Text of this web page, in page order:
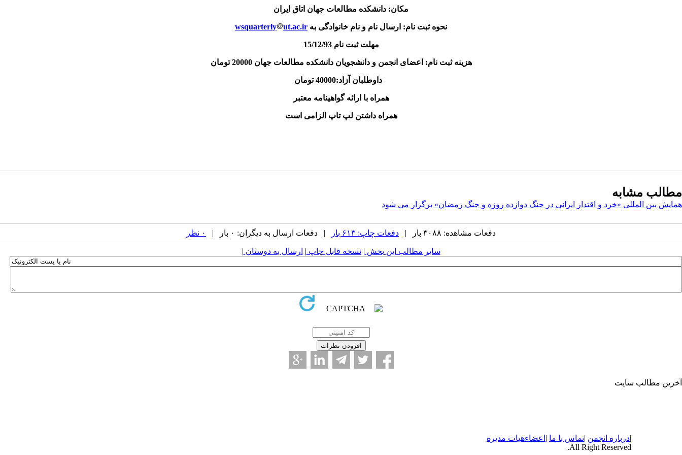
مکان: دانشکده مطالعات جهان اتاق ایران
نحوه ثبت نام: ارسال نام و نام خانوادگی به wsquarterly ut.ac.ir
مهلت ثبت نام 15/12/93
هزینه ثبت نام: اعضای انجمن و دانشجویان دانشکده مطالعات جهان 20000 تومان
داوطلبان آزاد:40000 تومان
همراه با ارائه گواهینامه معتبر
همراه داشتن لپ تاپ الزامی است
مطالب مشابه
همایش بین المللی «خرد و اقتدار ایرانی در جنگ دوازده روزه و جنگ رمضان» برگزار می شود
دفعات مشاهده: ۳۰۸۸ بار | دفعات چاپ: ۶۱۳ بار | دفعات ارسال به دیگران: ۰ بار | ۰ نظر
سایر مطالب این بخش | نسخه قابل چاپ | ارسال به دوستان |
آخرین مطالب سایت
|درباره انجمن |تماس با ما | اعضاءهیات مدیره
All Right Reserved.